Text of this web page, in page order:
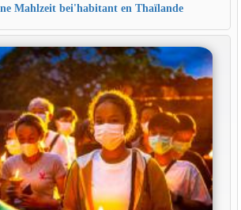
Mahlzeit bei'habitant en Thaïlande